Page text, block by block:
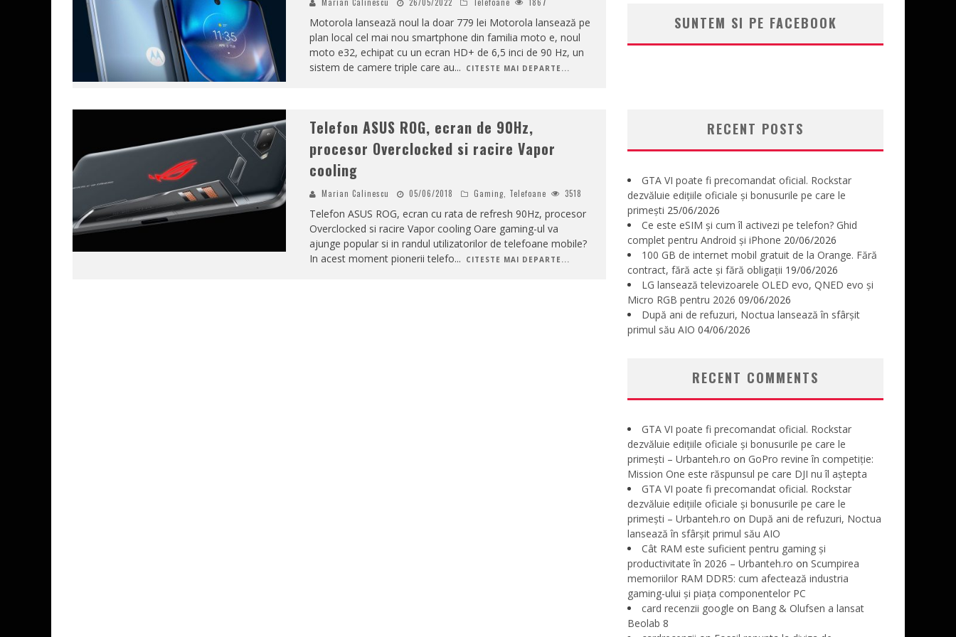
Motorola lansează noul la doar 779 lei Motorola lansează pe
plan local cel mai nou smartphone din familia moto e, noul
moto e32, echipat cu un ecran HD+ de 6,5 inci de 90 Hz, un
sistem de camere triple care au... CITESTE MAI DEPARTE...
Telefon ASUS ROG, ecran de 90Hz,
procesor Overclocked si racire Vapor
cooling
Marian Calinescu 05/06/2018 Gaming Telefoane 3518
Telefon ASUS ROG, ecran cu rata de refresh 90Hz, procesor
Overclocked si racire Vapor cooling Oare gaming-ul va
ajunge popular si in randul utilizatorilor de telefoane mobile?
In acest moment pionerii telefo... CITESTE MAI DEPARTE...
SUNTEM SI PE FACEBOOK
RECENT POSTS
GTA VI poate fi precomandat oficial. Rockstar
dezvăluie edițiile oficiale și bonusurile pe care le
primești 25/06/2026
Ce este eSIM și cum îl activezi pe telefon? Ghid
complet pentru Android și iPhone 20/06/2026
100 GB de internet mobil gratuit de la Orange. Fără
contract, fără acte și fără obligații 19/06/2026
LG lansează televizoarele OLED evo, QNED evo și
Micro RGB pentru 2026 09/06/2026
După ani de refuzuri, Noctua lansează în sfârșit
primul său AIO 04/06/2026
RECENT COMMENTS
GTA VI poate fi precomandat oficial. Rockstar
dezvăluie edițiile oficiale și bonusurile pe care le
primești – Urbanteh.ro on GoPro revine în competiție:
Mission One este răspunsul pe care DJI nu îl aștepta
GTA VI poate fi precomandat oficial. Rockstar
dezvăluie edițiile oficiale și bonusurile pe care le
primești – Urbanteh.ro on După ani de refuzuri, Noctua
lansează în sfârșit primul său AIO
Cât RAM este suficient pentru gaming și
productivitate în 2026 – Urbanteh.ro on Scumpirea
memoriilor RAM DDR5: cum afectează industria
gaming-ului și piața componentelor PC
card recenzii google on Bang & Olufsen a lansat
Beolab 8